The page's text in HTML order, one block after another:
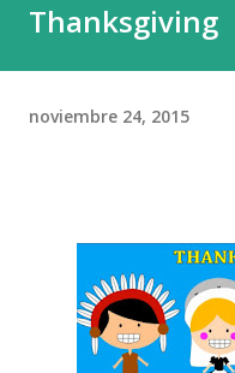
Thanksgiving
noviembre 24, 2015